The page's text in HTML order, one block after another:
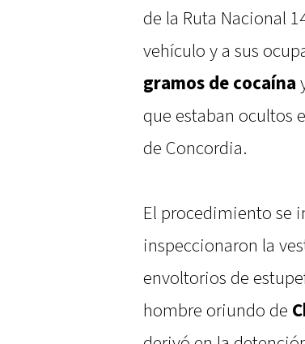
de la Ruta Nacional
vehículo y a sus
gramos de cocaína
que estaban ocultos
de Concordia.
El procedimiento se
inspeccionaron la
envoltorios de
hombre oriundo de